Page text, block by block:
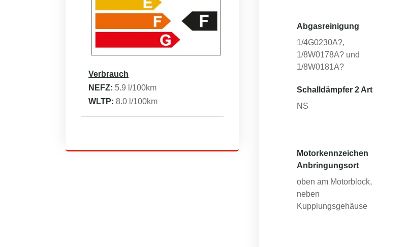
Verbrauch
NEFZ: 5.9 l/100km
WLTP: 8.0 l/100km
Abgasreinigung
1/4G0230A?,
1/8W0178A? und
1/8W0181A?
Schalldämpfer 2 Art
NS
Motorkennzeichen
Anbringungsort
oben am Motorblock,
neben
Kupplungsgehäuse